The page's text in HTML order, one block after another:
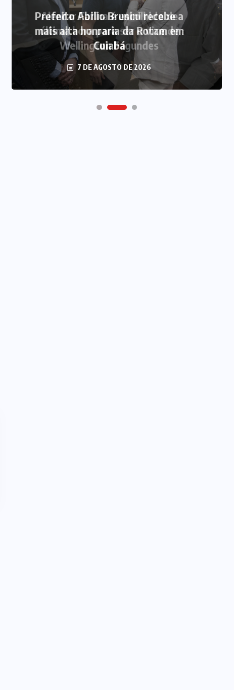
Prefeito Abilio Brunini recebe a
mais alta honraria da Rotam em
Cuiabá
7 DE AGOSTO DE 2026